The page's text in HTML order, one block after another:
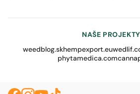
NAŠE PROJEKTY
weedblog.skhempexport.eu
phytamedica.com